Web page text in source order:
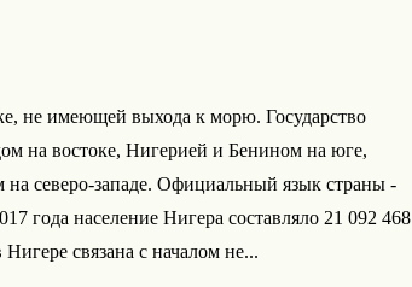
не имеющей выхода к морю. Государство
на востоке, Нигерией и Бенином на юге,
северо-западе. Официальный язык страны -
года население Нигера составляло 21 092 468
связана с началом не...